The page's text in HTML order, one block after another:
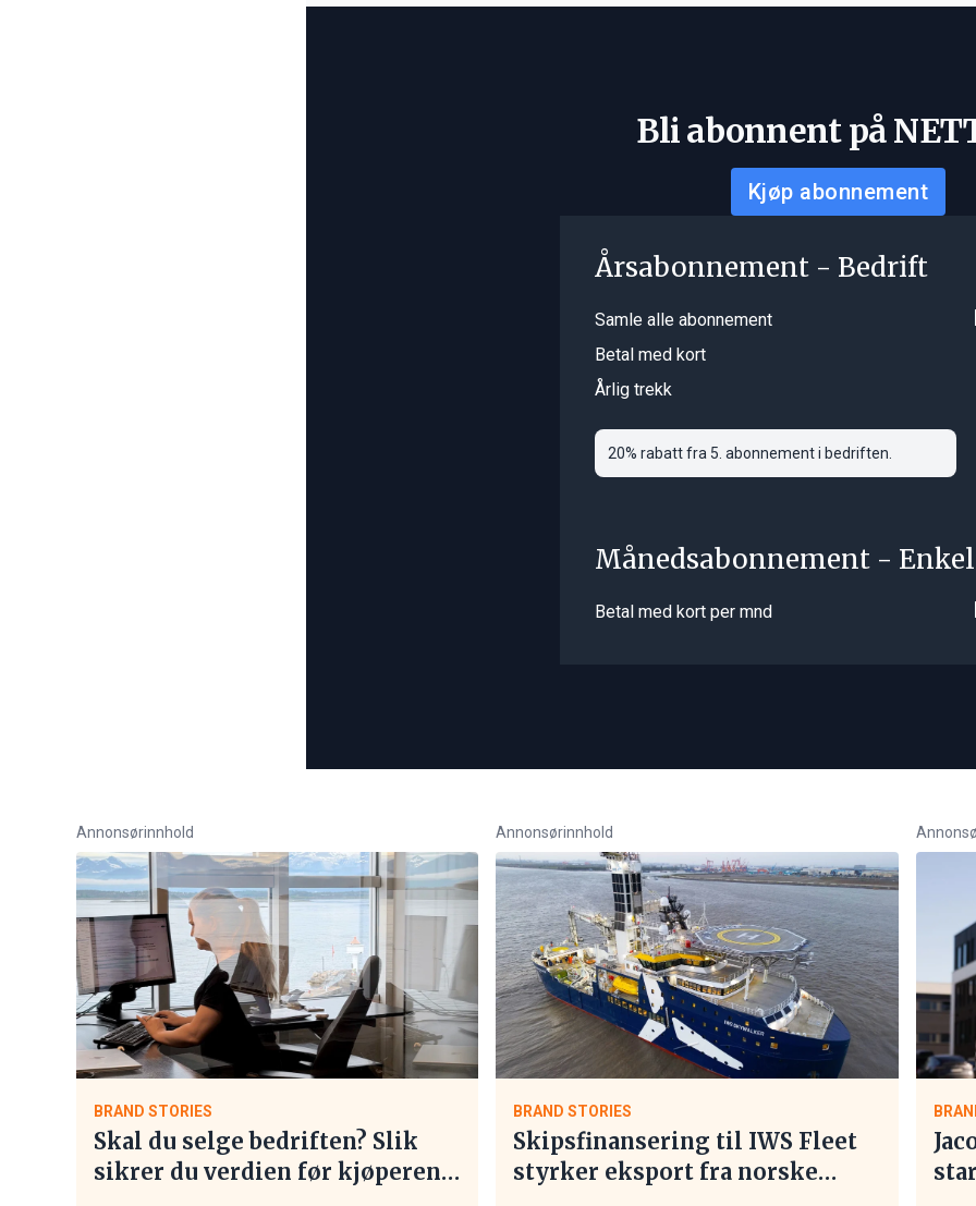
Bli abonnent på
Kjøp abonnement
Årsabonnement - Bedrift
Samle alle abonnement
Betal med kort
Årlig trekk
20% rabatt fra 5. abonnement i bedriften.
Månedsabonnement -
Betal med kort per mnd
Annonsørinnhold
BRAND STORIES
Skal du selge bedriften? Slik
sikrer du verdien før kjøperen
Annonsørinnhold
BRAND STORIES
Skipsfinansering til IWS Fleet
styrker eksport fra norske